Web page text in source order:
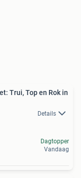
Trui, Top en Rok in
Details
Dagtopper
Vandaag